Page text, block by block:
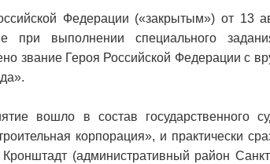
Федерации («закрытым») от 13
при выполнении специального
звание Героя Российской Федерации с
вошло в состав государственного
корпорация», и практически
Кронштадт (административный район